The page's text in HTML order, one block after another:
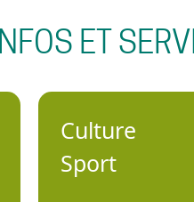
INFOS ET
Culture
Sport